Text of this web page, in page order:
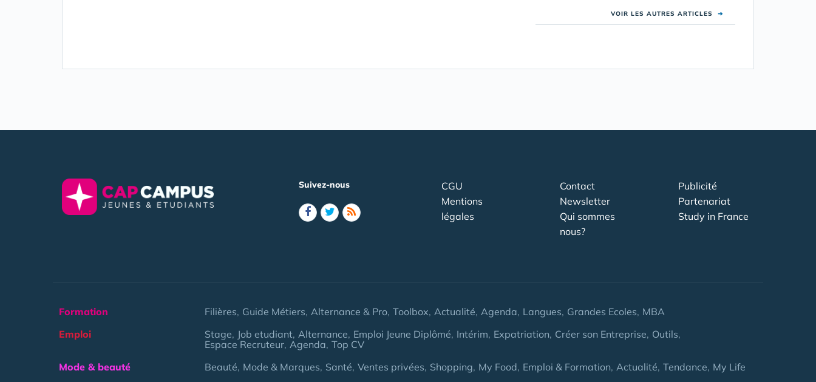
VOIR LES AUTRES ARTICLES ➜
Suivez-nous
CGU
Mentions
légales
Contact
Newsletter
Qui sommes
nous?
Publicité
Partenariat
Study in France
Formation Filières Guide Métiers Alternance & Pro Toolbox Actualité Agenda Langues Grandes Ecoles MBA
Emploi
Stage Job etudiant Alternance Emploi Jeune Diplômé Intérim Expatriation Créer son Entreprise Outils
Espace Recruteur Agenda Top CV
Mode & beauté
Beauté Mode & Marques Santé Ventes privées Shopping My Food Emploi & Formation Actualité Tendance My Life